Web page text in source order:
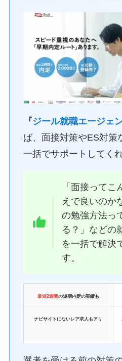
『ジール就職エージェ
ば、面接対策やES対策
一括でサポートしてく
「面接って
えで良いのか
の勉強方法っ
る？」などの
を一括で解決
す。
最短2週間の短期内定の実績も
ナビサイトにないレア求人もアリ